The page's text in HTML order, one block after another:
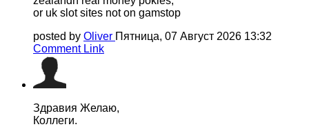
or uk slot sites not on gamstop
posted by Oliver Пятница, 07 Август 2026 13:32
Comment Link
Здравия Желаю,
Коллеги.